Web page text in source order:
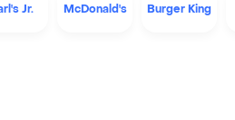
Jr. McDonald's Burger King